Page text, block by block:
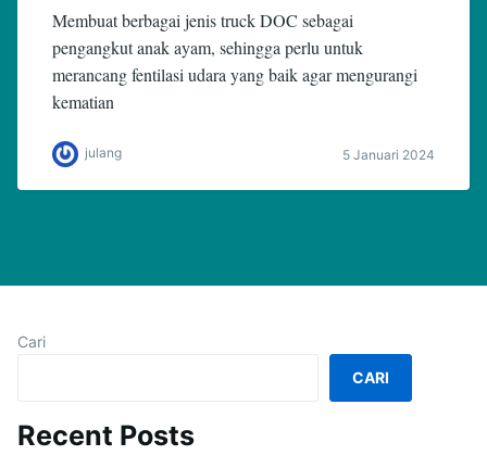
Membuat berbagai jenis truck DOC sebagai
pengangkut anak ayam, sehingga perlu untuk
merancang fentilasi udara yang baik agar mengurangi
kematian
julang 5 Januari 2024
Cari
CARI
Recent Posts